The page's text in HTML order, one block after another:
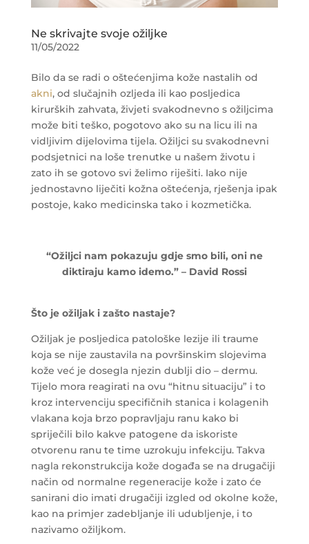
Ne skrivajte svoje ožiljke
11/05/2022
Bilo da se radi o oštećenjima kože nastalih od
akni, od slučajnih ozljeda ili kao posljedica
kirurških zahvata, živjeti svakodnevno s ožiljcima
može biti teško, pogotovo ako su na licu ili na
vidljivim dijelovima tijela. Ožiljci su svakodnevni
podsjetnici na loše trenutke u našem životu i
zato ih se gotovo svi želimo riješiti. Iako nije
jednostavno liječiti kožna oštećenja, rješenja ipak
postoje, kako medicinska tako i kozmetička.
“Ožiljci nam pokazuju gdje smo bili, oni ne
diktiraju kamo idemo.” – David Rossi
Što je ožiljak i zašto nastaje?
Ožiljak je posljedica patološke lezije ili traume
koja se nije zaustavila na površinskim slojevima
kože već je dosegla njezin dublji dio – dermu.
Tijelo mora reagirati na ovu “hitnu situaciju” i to
kroz intervenciju specifičnih stanica i kolagenih
vlakana koja brzo popravljaju ranu kako bi
spriječili bilo kakve patogene da iskoriste
otvorenu ranu te time uzrokuju infekciju. Takva
nagla rekonstrukcija kože događa se na drugačiji
način od normalne regeneracije kože i zato će
sanirani dio imati drugačiji izgled od okolne kože,
kao na primjer zadebljanje ili udubljenje, i to
nazivamo ožiljkom.